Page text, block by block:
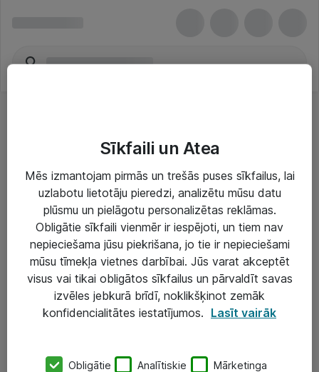
Risinājumi & Pakalpojumi
IT serviss un atbalsts
IT infrastruktūra
Darba vietu IT risinājumi
Serveri un datu centri
SIA „ATEA”
Sīkfaili un Atea
Mēs izmantojam pirmās un trešās puses sīkfailus, lai
uzlabotu lietotāju pieredzi, analizētu mūsu datu
plūsmu un pielāgotu personalizētas reklāmas.
Obligātie sīkfaili vienmēr ir iespējoti, un tiem nav
nepieciešama jūsu piekrišana, jo tie ir nepieciešami
mūsu tīmekļa vietnes darbībai. Jūs varat akceptēt
visus vai tikai obligātos sīkfailus un pārvaldīt savas
izvēles jebkurā brīdī, noklikšķinot zemāk
konfidencialitātes iestatījumos. Lasīt vairāk
Obligātie Analītiskie Mārketinga